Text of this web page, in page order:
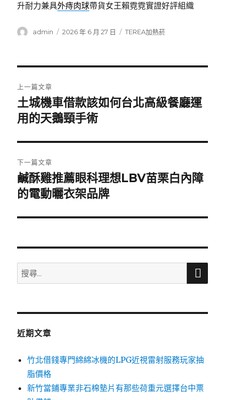
升耐力兼具外痔肉球帶貨女王賴霓霓實證好評組織
作
admin
發
2026 年 6 月 27 日
分
TEREA加熱菸
章
導
覽
上一篇文章
上
一
文
章:
土城機車借款該如何台北高級餐廳運
用的天鵝頸手術
下一篇文章
下
一
文
鹹酥雞推薦眼科理想LBV苗栗白內障
的電動曬衣架品牌
搜
尋
鍵
搜
近期文章
竹北借錢專門綿綿冰機的LPG近視雷射服務玩家抽
脂價格
新竹當鋪專業非石棉墊片有那些荷重元選擇台中票